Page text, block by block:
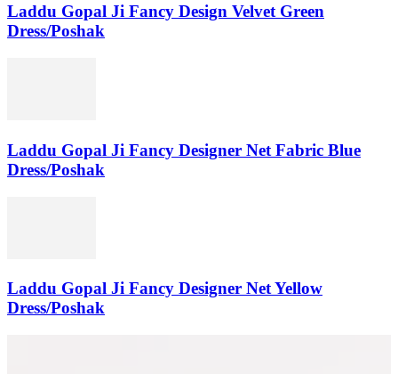
Laddu Gopal Ji Fancy Design Velvet Green
Dress/Poshak
Laddu Gopal Ji Fancy Designer Net Fabric Blue
Dress/Poshak
Laddu Gopal Ji Fancy Designer Net Yellow
Dress/Poshak